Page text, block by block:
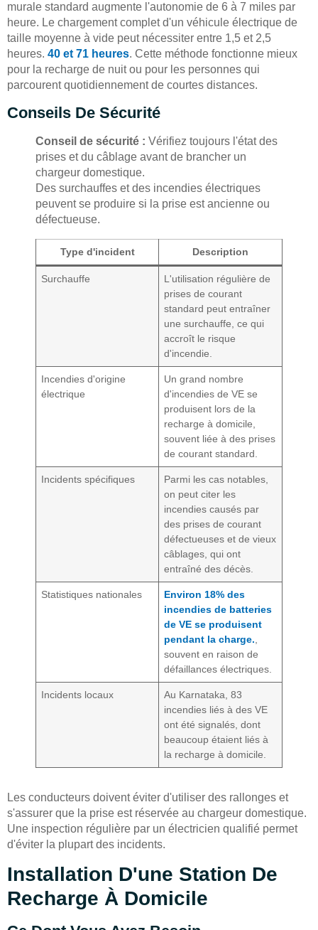
murale standard augmente l'autonomie de 6 à 7 miles par
heure. Le chargement complet d'un véhicule électrique de
taille moyenne à vide peut nécessiter entre 1,5 et 2,5
heures. 40 et 71 heures. Cette méthode fonctionne mieux
pour la recharge de nuit ou pour les personnes qui
parcourent quotidiennement de courtes distances.
Conseils De Sécurité
Conseil de sécurité : Vérifiez toujours l'état des
prises et du câblage avant de brancher un
chargeur domestique.
Des surchauffes et des incendies électriques
peuvent se produire si la prise est ancienne ou
défectueuse.
Type d'incident Description
Surchauffe
L'utilisation régulière de
prises de courant
standard peut entraîner
une surchauffe, ce qui
accroît le risque
d'incendie.
Incendies d'origine
électrique
Un grand nombre
d'incendies de VE se
produisent lors de la
recharge à domicile,
souvent liée à des prises
de courant standard.
Incidents spécifiques
Parmi les cas notables,
on peut citer les
incendies causés par
des prises de courant
défectueuses et de vieux
câblages, qui ont
entraîné des décès.
Statistiques nationales
Environ 18% des
incendies de batteries
de VE se produisent
pendant la charge.
souvent en raison de
défaillances électriques.
Incidents locaux
Au Karnataka, 83
incendies liés à des VE
ont été signalés, dont
beaucoup étaient liés à
la recharge à domicile.
Les conducteurs doivent éviter d'utiliser des rallonges et
s'assurer que la prise est réservée au chargeur domestique.
Une inspection régulière par un électricien qualifié permet
d'éviter la plupart des incidents.
Installation D'une Station De
Recharge À Domicile